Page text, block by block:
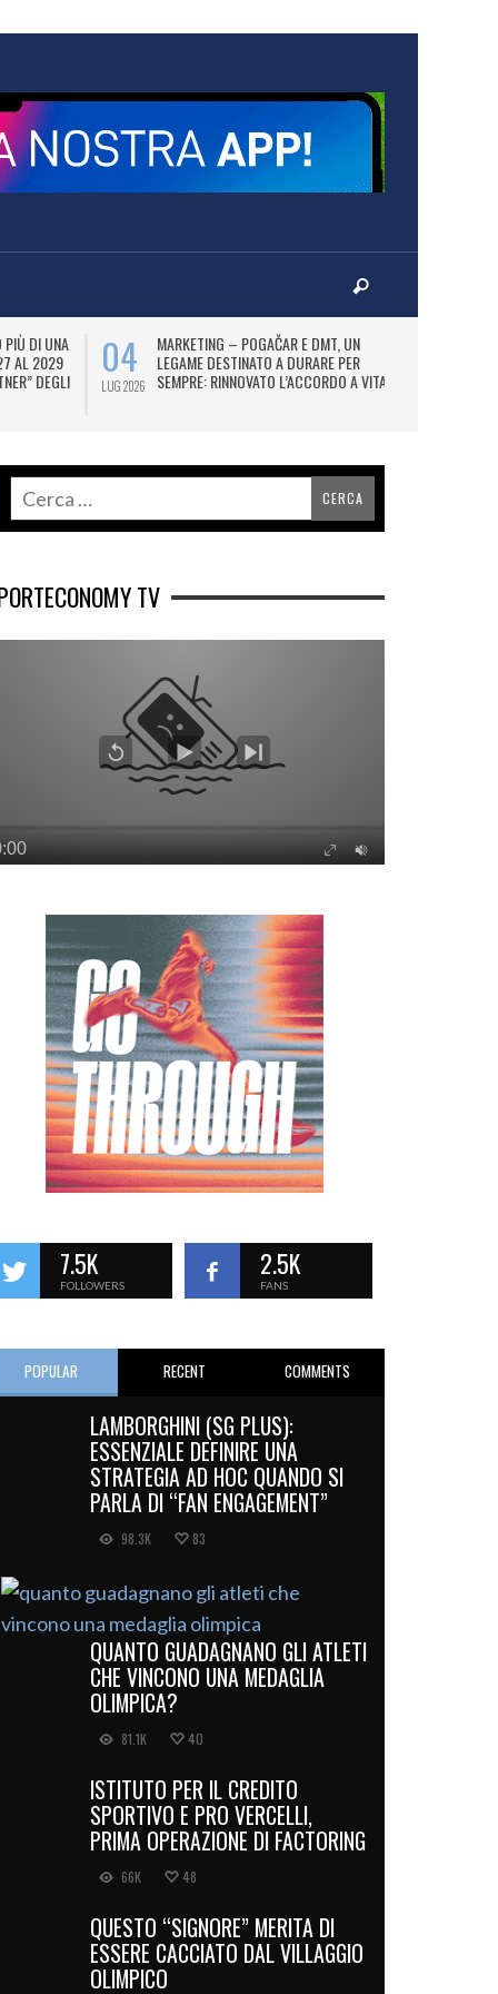
PIÙ DI UNA
AL 2029
DEGLI
04
LUG 2026
MARKETING – POGAČAR E DMT, UN
LEGAME DESTINATO A DURARE PER
SEMPRE: RINNOVATO L’ACCORDO A VITA.
TV
7.5K
FOLLOWERS
2.5K
FANS
POPULAR RECENT COMMENTS
LAMBORGHINI (SG PLUS):
ESSENZIALE DEFINIRE UNA
STRATEGIA AD HOC QUANDO SI
PARLA DI “FAN ENGAGEMENT”
98.3K 83
QUANTO GUADAGNANO GLI ATLETI
CHE VINCONO UNA MEDAGLIA
OLIMPICA?
81.1K 40
ISTITUTO PER IL CREDITO
SPORTIVO E PRO VERCELLI,
PRIMA OPERAZIONE DI FACTORING
66K 48
QUESTO “SIGNORE” MERITA DI
ESSERE CACCIATO DAL VILLAGGIO
OLIMPICO